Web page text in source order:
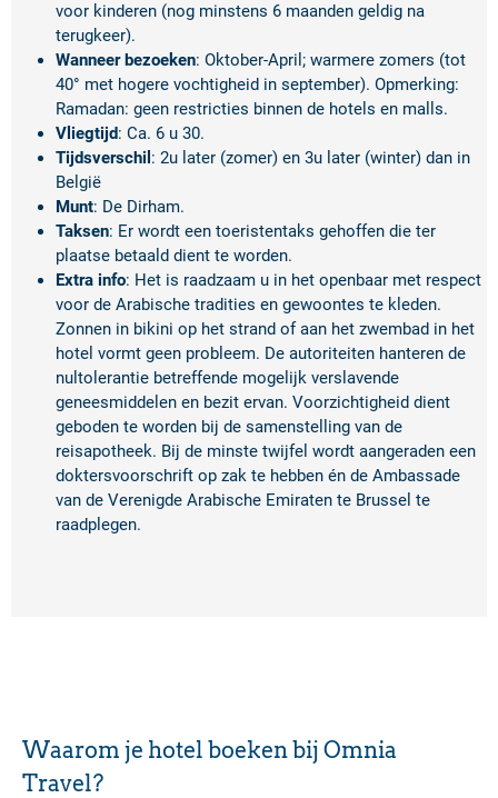
voor kinderen (nog minstens 6 maanden geldig na
terugkeer).
Wanneer bezoeken: Oktober-April; warmere zomers (tot
40° met hogere vochtigheid in september). Opmerking:
Ramadan: geen restricties binnen de hotels en malls.
Vliegtijd: Ca. 6 u 30.
Tijdsverschil : 2u later (zomer) en 3u later (winter) dan in
België
Munt: De Dirham.
Taksen: Er wordt een toeristentaks gehoffen die ter
plaatse betaald dient te worden.
Extra info: Het is raadzaam u in het openbaar met respect
voor de Arabische tradities en gewoontes te kleden.
Zonnen in bikini op het strand of aan het zwembad in het
hotel vormt geen probleem. De autoriteiten hanteren de
nultolerantie betreffende mogelijk verslavende
geneesmiddelen en bezit ervan. Voorzichtigheid dient
geboden te worden bij de samenstelling van de
reisapotheek. Bij de minste twijfel wordt aangeraden een
doktersvoorschrift op zak te hebben én de Ambassade
van de Verenigde Arabische Emiraten te Brussel te
raadplegen.
Waarom je hotel boeken bij Omnia
Travel?